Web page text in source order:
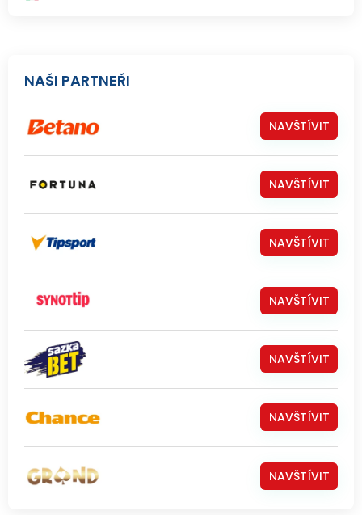
NAŠI PARTNEŘI
NAVŠTÍVIT
NAVŠTÍVIT
NAVŠTÍVIT
NAVŠTÍVIT
NAVŠTÍVIT
NAVŠTÍVIT
NAVŠTÍVIT